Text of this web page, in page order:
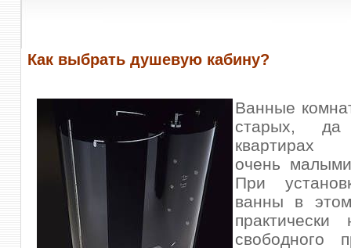
Как выбрать душевую кабину?
Ванные
старых,
квартирах
очень
При
ванны в
практически
свободного